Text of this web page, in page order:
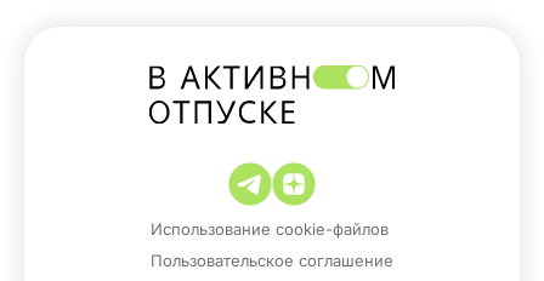
Использование cookie-файлов
Пользовательское соглашение